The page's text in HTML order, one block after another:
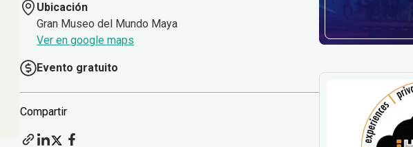
Ubicación
Gran Museo del Mundo Maya
Ver en google maps
Evento gratuito
Compartir